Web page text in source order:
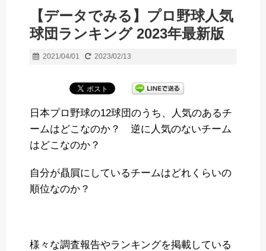
【データでみる】プロ野球人気
球団ランキング 2023年最新版
2021/04/01 2023/02/13
日本プロ野球の12球団のうち、人気のあるチ
ームはどこなのか？ 逆に人気のないチーム
はどこなのか？
自分が贔屓にしているチームはどれくらいの
順位なのか？
様々な調査報告やランキングを掲載している